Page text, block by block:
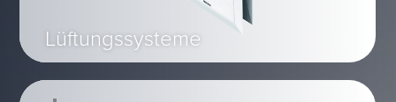
Lüftungssysteme